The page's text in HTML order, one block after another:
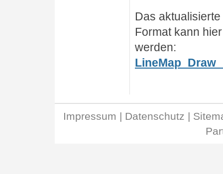
Das
Format kann
werden:
Impressum | Datenschutz |